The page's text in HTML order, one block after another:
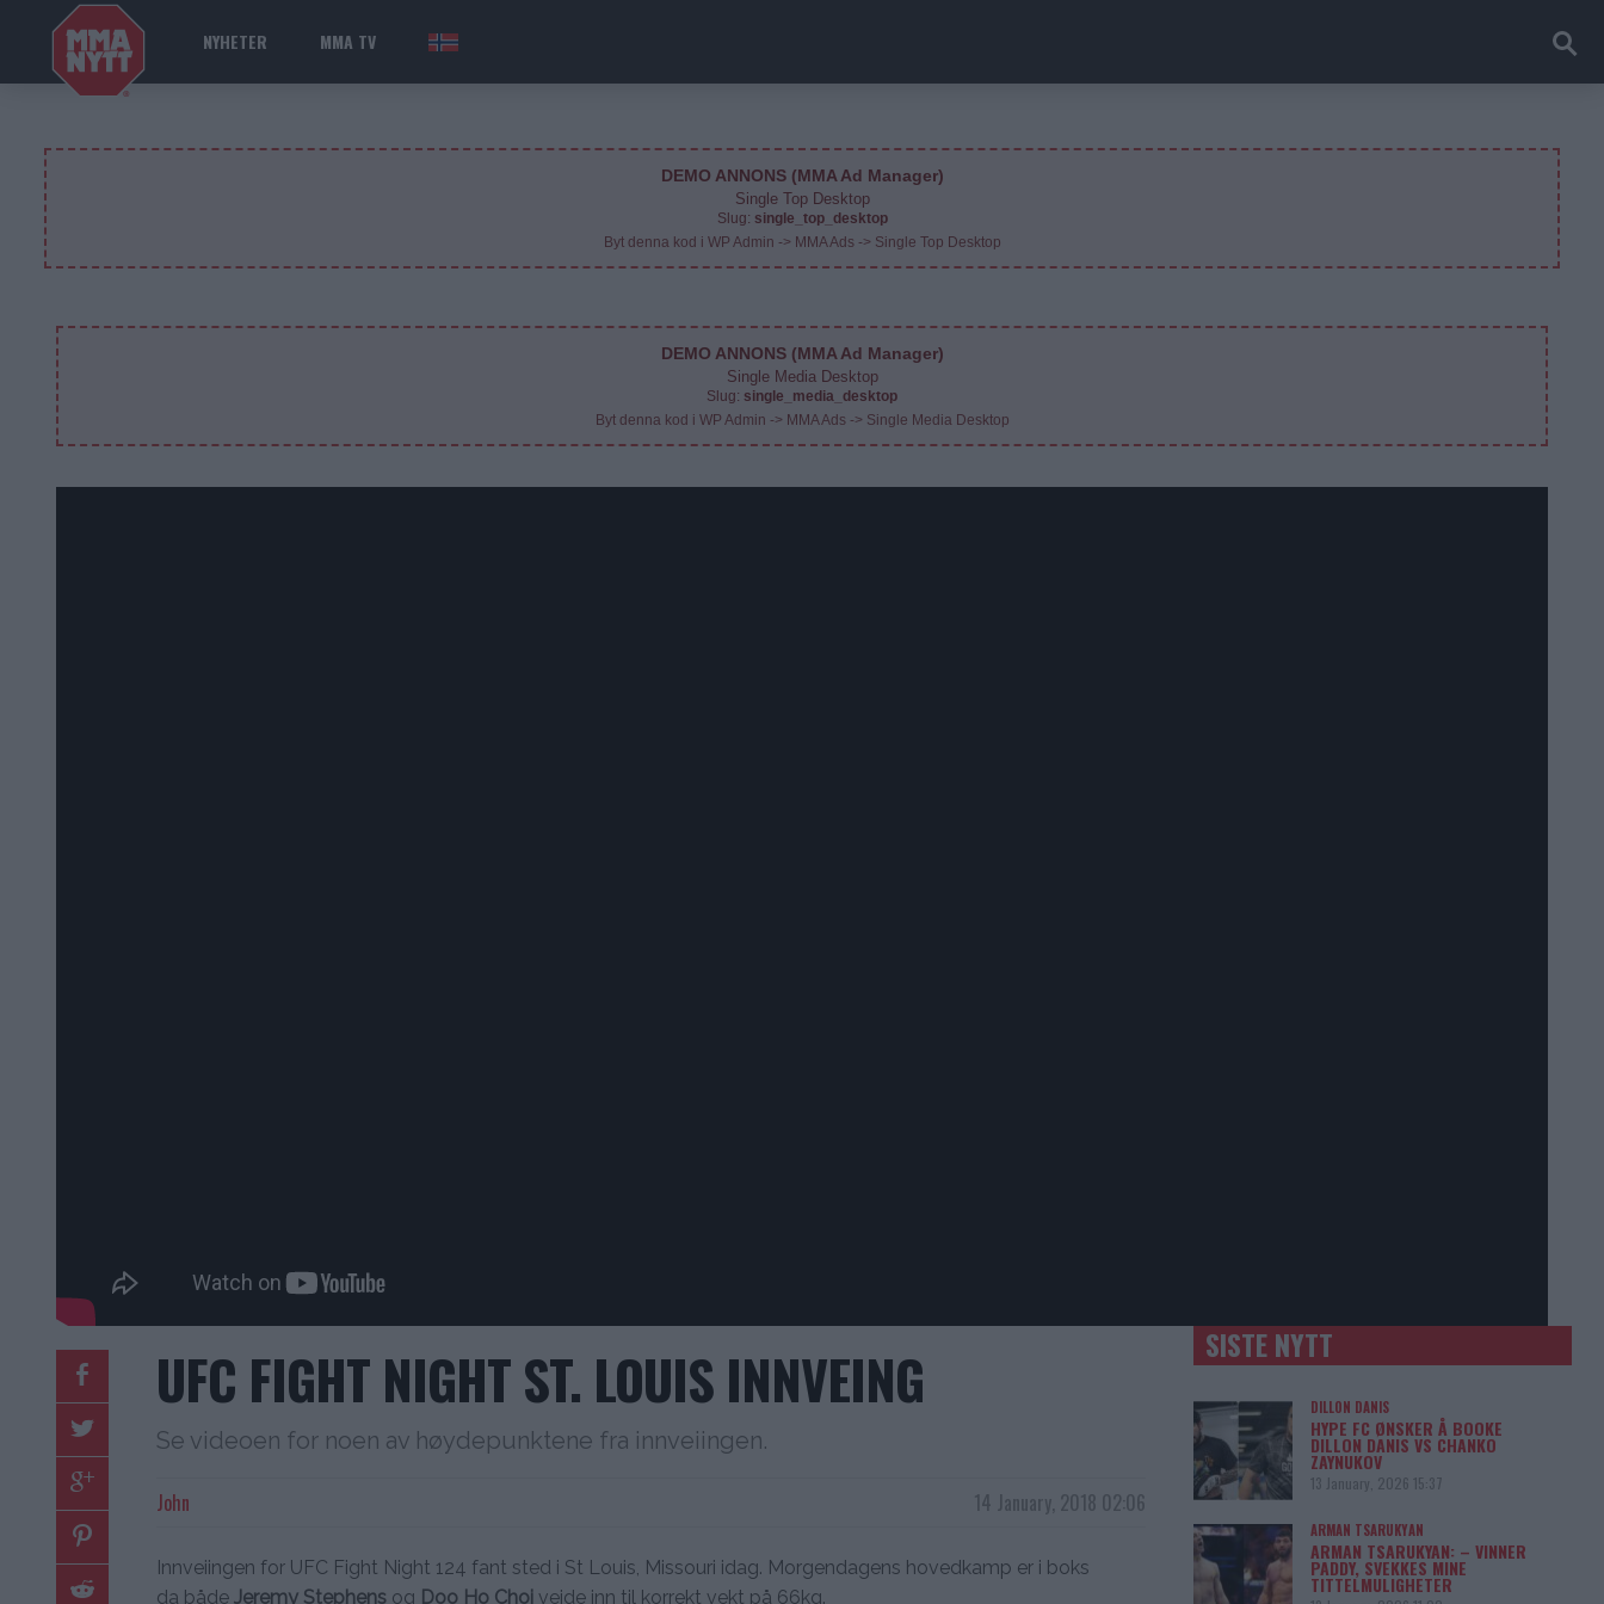
NYHETER MMA TV NOR
DEMO ANNONS (MMA Ad Manager)
Single Top Desktop
Slug: single_top_desktop
Byt denna kod i WP Admin -> MMA Ads -> Single Top Desktop
DEMO ANNONS (MMA Ad Manager)
Single Media Desktop
Slug: single_media_desktop
Byt denna kod i WP Admin -> MMA Ads -> Single Media Desktop
UFC FIGHT NIGHT ST. LOUIS INNVEING
Se videoen for noen av høydepunktene fra innveiingen.
14 January, 2018 02:06
John
Innveiingen for UFC Fight Night 124 fant sted i St Louis, Missouri idag. Morgendagens hovedkamp er i boks
da både Jeremy Stephens og Doo Ho Choi veide inn til korrekt vekt på 66kg.
SISTE NYTT
DILLON DANIS
HYPE FC ØNSKER Å BOOKE
DILLON DANIS VS CHANKO
ZAYNUKOV
13 January, 2026 15:37
ARMAN TSARUKYAN
ARMAN TSARUKYAN: – VINNER
PADDY, SVEKKES MINE
TITTELMULIGHETER